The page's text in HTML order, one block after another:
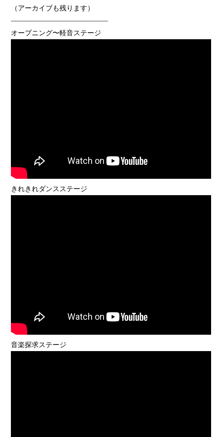
（アーカイブも残ります）
——————————————
オープニング〜軽音ステージ
きれきれダンスステージ
音楽探求ステージ